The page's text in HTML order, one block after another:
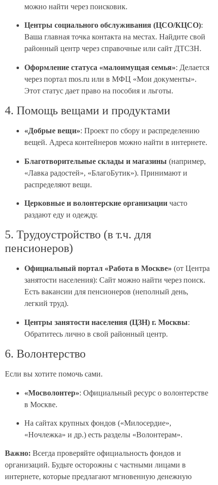
можно найти через поисковик.
Центры социального обслуживания (ЦСО/КЦСО):
Ваша главная точка контакта на местах. Найдите свой
районный центр через справочные или сайт ДТСЗН.
Оформление статуса «малоимущая семья»: Делается
через портал mos.ru или в МФЦ «Мои документы».
Этот статус дает право на пособия и льготы.
4. Помощь вещами и продуктами
«Добрые вещи»: Проект по сбору и распределению
вещей. Адреса контейнеров можно найти в интернете.
Благотворительные склады и магазины (например,
«Лавка радостей», «БлагоБутик»). Принимают и
распределяют вещи.
Церковные и волонтерские организации часто
раздают еду и одежду.
5. Трудоустройство (в т.ч. для
пенсионеров)
Официальный портал «Работа в Москве» (от Центра
занятости населения): Сайт можно найти через поиск.
Есть вакансии для пенсионеров (неполный день,
легкий труд).
Центры занятости населения (ЦЗН) г. Москвы:
Обратитесь лично в свой районный центр.
6. Волонтерство
Если вы хотите помочь сами.
«Мосволонтер»: Официальный ресурс о волонтерстве
в Москве.
На сайтах крупных фондов («Милосердие»,
«Ночлежка» и др.) есть разделы «Волонтерам».
Важно: Всегда проверяйте официальность фондов и
организаций. Будьте осторожны с частными лицами в
интернете, которые предлагают мгновенную денежную